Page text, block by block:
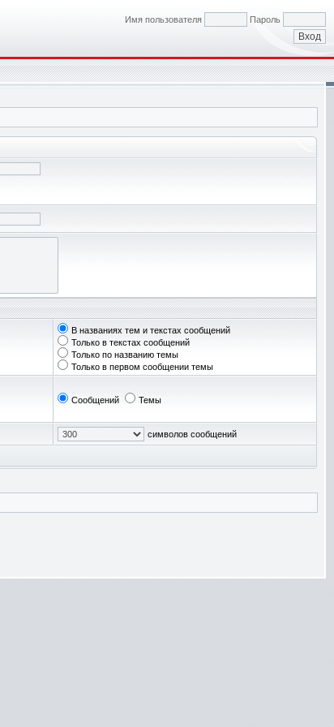
Имя пользователя Пароль
В названиях тем и текстах сообщений
Только в текстах сообщений
Только по названию темы
Только в первом сообщении темы
Сообщений Темы
символов сообщений